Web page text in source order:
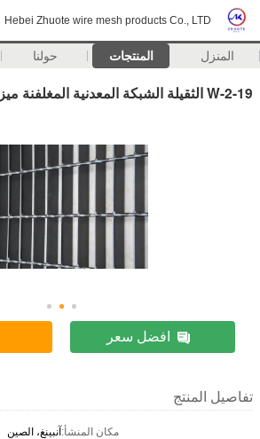
Hebei Zhuote wire mesh products Co., LTD
المنزل المنتجات حولنا
19-W-2 الثقيلة الشبكة المعدنية المغلفنة ميزة 50 * 5 تحمل بار
افضل سعر
تفاصيل المنتج
مكان المنشأ:آنبينغ، الصين